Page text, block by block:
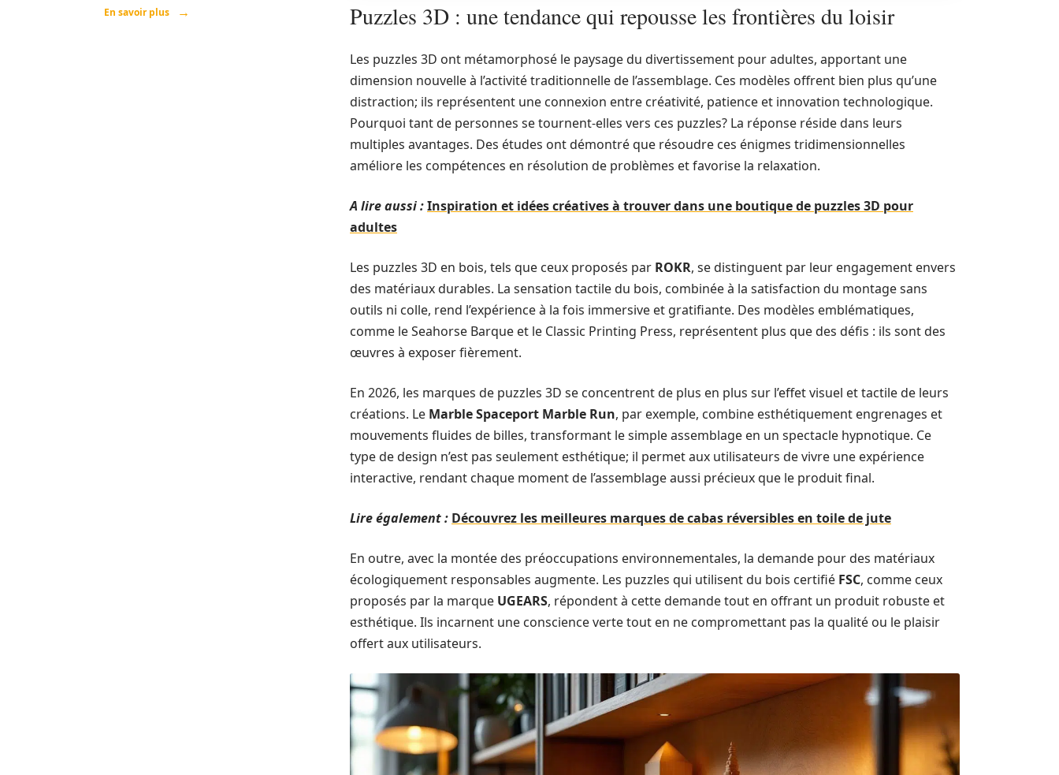
En savoir plus Puzzles 3D : une tendance qui repousse les frontières du loisir
Les puzzles 3D ont métamorphosé le paysage du divertissement pour adultes, apportant une
dimension nouvelle à l’activité traditionnelle de l’assemblage. Ces modèles offrent bien plus qu’une
distraction; ils représentent une connexion entre créativité, patience et innovation technologique.
Pourquoi tant de personnes se tournent-elles vers ces puzzles? La réponse réside dans leurs
multiples avantages. Des études ont démontré que résoudre ces énigmes tridimensionnelles
améliore les compétences en résolution de problèmes et favorise la relaxation.
A lire aussi :Inspiration et idées créatives à trouver dans une boutique de puzzles 3D pour
adultes
Les puzzles 3D en bois, tels que ceux proposés par ROKR, se distinguent par leur engagement envers
des matériaux durables. La sensation tactile du bois, combinée à la satisfaction du montage sans
outils ni colle, rend l’expérience à la fois immersive et gratifiante. Des modèles emblématiques,
comme le Seahorse Barque et le Classic Printing Press, représentent plus que des défis : ils sont des
œuvres à exposer fièrement.
En 2026, les marques de puzzles 3D se concentrent de plus en plus sur l’effet visuel et tactile de leurs
créations. Le Marble Spaceport Marble Run, par exemple, combine esthétiquement engrenages et
mouvements fluides de billes, transformant le simple assemblage en un spectacle hypnotique. Ce
type de design n’est pas seulement esthétique; il permet aux utilisateurs de vivre une expérience
interactive, rendant chaque moment de l’assemblage aussi précieux que le produit final.
Lire également : Découvrez les meilleures marques de cabas réversibles en toile de jute
En outre, avec la montée des préoccupations environnementales, la demande pour des matériaux
écologiquement responsables augmente. Les puzzles qui utilisent du bois certifié FSC, comme ceux
proposés par la marque UGEARS, répondent à cette demande tout en offrant un produit robuste et
esthétique. Ils incarnent une conscience verte tout en ne compromettant pas la qualité ou le plaisir
offert aux utilisateurs.